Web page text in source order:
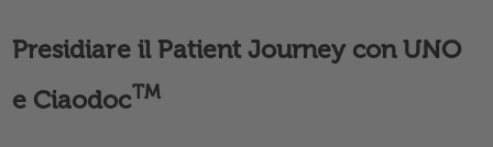
Presidiare il Patient Journey con UNO
e CiaodocTM